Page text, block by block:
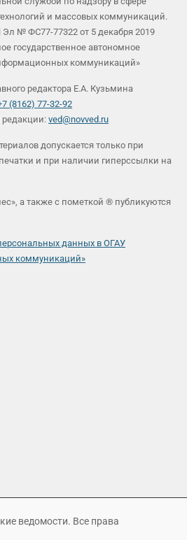
и массовых коммуникаций.
№ ФС77-77322 от 5 декабря 2019
государственное автономное
коммуникаций»
редактора Е.А. Кузьмина
(8162) 77-32-92
редакции: ved@novved.ru
допускается только при
и при наличии гиперссылки на
а также с пометкой ® публикуются
данных в ОГАУ
коммуникаций»
ведомости. Все права